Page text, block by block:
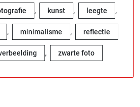
, kunst , leegte ,
, minimalisme , reflectie
, zwarte foto